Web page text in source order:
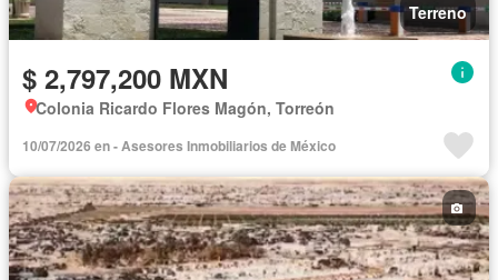
Terreno
$ 2,797,200 MXN
Colonia Ricardo Flores Magón, Torreón
10/07/2026 en - Asesores Inmobiliarios de México